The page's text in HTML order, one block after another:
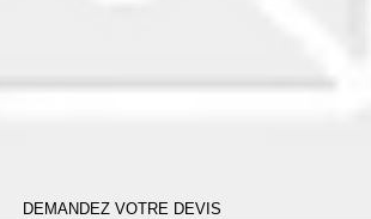
DEMANDEZ VOTRE DEVIS